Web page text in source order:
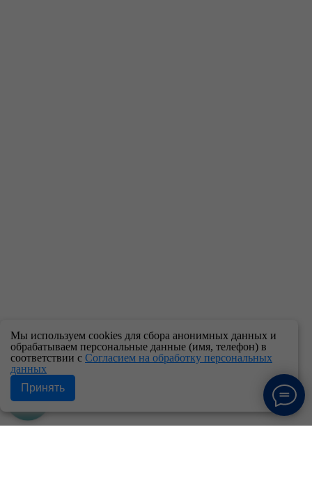
Мы используем cookies для сбора анонимных данных и
обрабатываем персональные данные (имя, телефон) в
соответствии с Согласием на обработку персональных
данных
Принять